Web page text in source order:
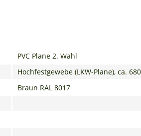
PVC Plane 2. Wahl
Hochfestgewebe (LKW-Plane), ca.
Braun RAL 8017